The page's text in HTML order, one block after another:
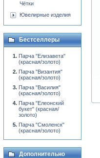
Чётки
Ювелирные изделия
Бестселлеры
Парча "Елизавета"
(красная/золото)
Парча "Византия"
(красная/золото)
Парча "Василия"
(красная/золото)
Парча "Елеонский
букет" (красная/
золото)
Парча "Смоленск"
(красная/золото)
Дополнительно